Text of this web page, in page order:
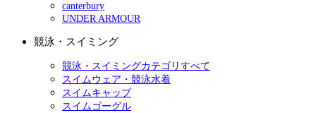
canterbury
UNDER ARMOUR
競泳・スイミング
競泳・スイミングカテゴリすべて
スイムウェア・競泳水着
スイムキャップ
スイムゴーグル